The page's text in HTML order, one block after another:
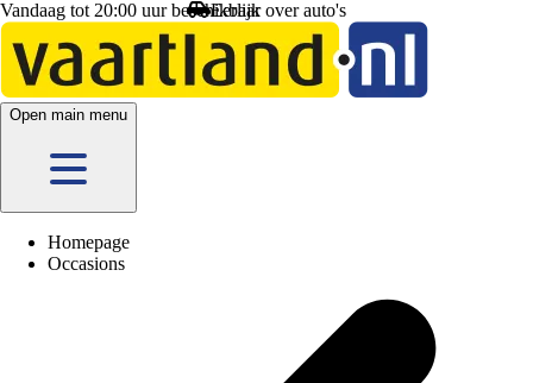
Vandaag tot 20:00 uur beschikbaar
Open main menu
Homepage
Occasions